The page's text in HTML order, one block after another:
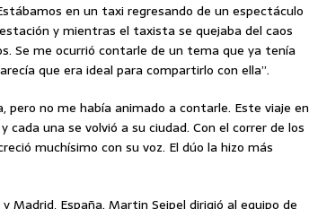
en un taxi regresando de un espectáculo
y mientras el taxista se quejaba del caos
Se me ocurrió contarle de un tema que ya tenía
que era ideal para compartirlo con ella”.
pero no me había animado a contarle. Este viaje en
una se volvió a su ciudad. Con el correr de los
muchísimo con su voz. El dúo la hizo más
Madrid, España. Martin Seipel dirigió al equipo de